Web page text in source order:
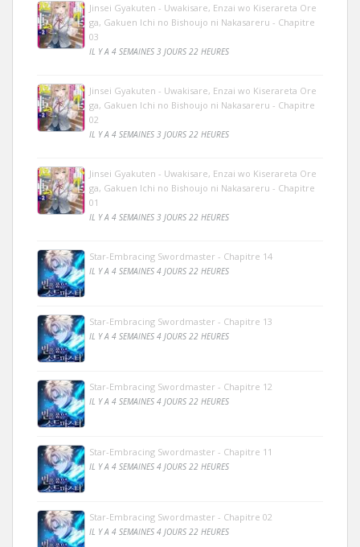
Jinsei Gyakuten - Uwakisare, Enzai wo Kiserareta Ore
ga, Gakuen Ichi no Bishoujo ni Nakasareru - Chapitre
03
IL Y A 4 SEMAINES 3 JOURS 22 HEURES
Jinsei Gyakuten - Uwakisare, Enzai wo Kiserareta Ore
ga, Gakuen Ichi no Bishoujo ni Nakasareru - Chapitre
02
IL Y A 4 SEMAINES 3 JOURS 22 HEURES
Jinsei Gyakuten - Uwakisare, Enzai wo Kiserareta Ore
ga, Gakuen Ichi no Bishoujo ni Nakasareru - Chapitre
01
IL Y A 4 SEMAINES 3 JOURS 22 HEURES
Star-Embracing Swordmaster - Chapitre 14
IL Y A 4 SEMAINES 4 JOURS 22 HEURES
Star-Embracing Swordmaster - Chapitre 13
IL Y A 4 SEMAINES 4 JOURS 22 HEURES
Star-Embracing Swordmaster - Chapitre 12
IL Y A 4 SEMAINES 4 JOURS 22 HEURES
Star-Embracing Swordmaster - Chapitre 11
IL Y A 4 SEMAINES 4 JOURS 22 HEURES
Star-Embracing Swordmaster - Chapitre 02
IL Y A 4 SEMAINES 4 JOURS 22 HEURES